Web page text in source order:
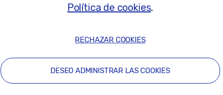
Política de cookies.
RECHAZAR COOKIES
DESEO ADMINISTRAR LAS COOKIES